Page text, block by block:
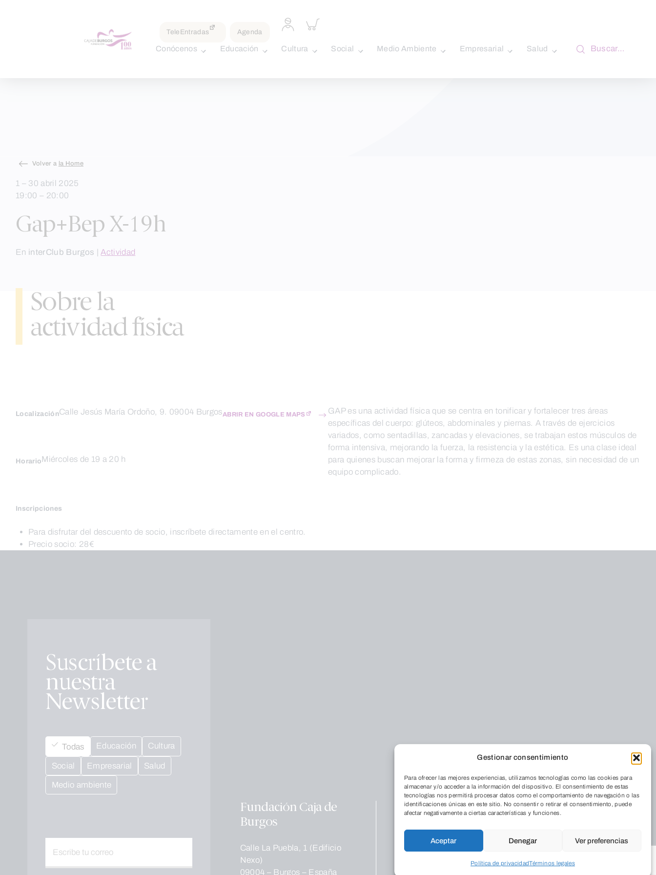
Gestionar consentimiento
Para ofrecer las mejores experiencias, utilizamos tecnologías como las cookies para
almacenar y/o acceder a la información del dispositivo. El consentimiento de estas
tecnologías nos permitirá procesar datos como el comportamiento de navegación o las
identificaciones únicas en este sitio. No consentir o retirar el consentimiento, puede
afectar negativamente a ciertas características y funciones.
Aceptar Denegar Ver preferencias
Política de privacidadTérminos legales
content
TeleEntradas Agenda
Acceder
a
personal
Inspeccionar
carrito
Conócenos Educación Cultura Social Medio Ambiente Empresarial Salud Buscar…
Volver a la Home
1 – 30 abril 2025
19:00 – 20:00
Gap+Bep X-19h
En interClub Burgos |Actividad
Sobre la
actividad física
LocalizaciónCalle Jesús María Ordoño, 9. 09004 BurgosABRIR EN GOOGLE MAPS
HorarioMiércoles de 19 a 20 h
Inscripciones
Para disfrutar del descuento de socio, inscríbete directamente en el centro.
Precio socio: 28€
GAP es una actividad física que se centra en tonificar y fortalecer tres áreas
específicas del cuerpo: glúteos, abdominales y piernas. A través de ejercicios
variados, como sentadillas, zancadas y elevaciones, se trabajan estos músculos de
forma intensiva, mejorando la fuerza, la resistencia y la estética. Es una clase ideal
para quienes buscan mejorar la forma y firmeza de estas zonas, sin necesidad de un
equipo complicado.
Suscríbete a
nuestra
Newsletter
Todas Educación Cultura
Social Empresarial Salud
Medio ambiente
Fundación Caja de
Burgos
Calle La Puebla, 1 (Edificio
Nexo)
09004 – Burgos – España
Quiénes somos
Dónde estamos
La Revista
Trabaja con
Educación
Programa Educa
Residencia
Cordia
Medio Ambiente
Aulas de Medio
Publicaciones
Empresarial